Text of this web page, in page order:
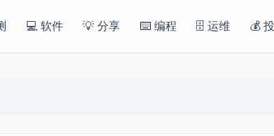
💻 软件 💡 分享 ⌨️ 编程 🗄️ 运维 💰